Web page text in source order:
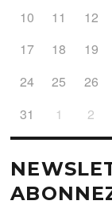
10
11 12
17
18 19
24
25 26
31
1 2